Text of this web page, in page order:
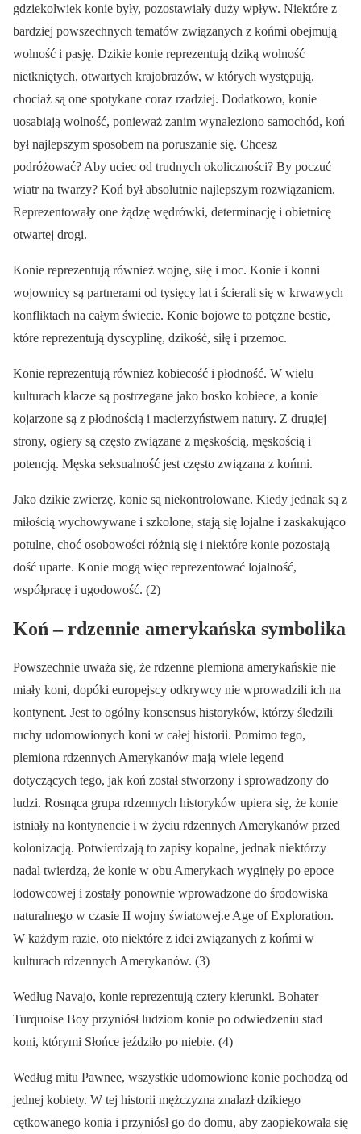
gdziekolwiek konie były, pozostawiały duży wpływ. Niektóre z
bardziej powszechnych tematów związanych z końmi obejmują
wolność i pasję. Dzikie konie reprezentują dziką wolność
nietkniętych, otwartych krajobrazów, w których występują,
chociaż są one spotykane coraz rzadziej. Dodatkowo, konie
uosabiają wolność, ponieważ zanim wynaleziono samochód, koń
był najlepszym sposobem na poruszanie się. Chcesz
podróżować? Aby uciec od trudnych okoliczności? By poczuć
wiatr na twarzy? Koń był absolutnie najlepszym rozwiązaniem.
Reprezentowały one żądzę wędrówki, determinację i obietnicę
otwartej drogi.
Konie reprezentują również wojnę, siłę i moc. Konie i konni
wojownicy są partnerami od tysięcy lat i ścierali się w krwawych
konfliktach na całym świecie. Konie bojowe to potężne bestie,
które reprezentują dyscyplinę, dzikość, siłę i przemoc.
Konie reprezentują również kobiecość i płodność. W wielu
kulturach klacze są postrzegane jako bosko kobiece, a konie
kojarzone są z płodnością i macierzyństwem natury. Z drugiej
strony, ogiery są często związane z męskością, męskością i
potencją. Męska seksualność jest często związana z końmi.
Jako dzikie zwierzę, konie są niekontrolowane. Kiedy jednak są z
miłością wychowywane i szkolone, stają się lojalne i zaskakująco
potulne, choć osobowości różnią się i niektóre konie pozostają
dość uparte. Konie mogą więc reprezentować lojalność,
współpracę i ugodowość. (2)
Koń – rdzennie amerykańska symbolika
Powszechnie uważa się, że rdzenne plemiona amerykańskie nie
miały koni, dopóki europejscy odkrywcy nie wprowadzili ich na
kontynent. Jest to ogólny konsensus historyków, którzy śledzili
ruchy udomowionych koni w całej historii. Pomimo tego,
plemiona rdzennych Amerykanów mają wiele legend
dotyczących tego, jak koń został stworzony i sprowadzony do
ludzi. Rosnąca grupa rdzennych historyków upiera się, że konie
istniały na kontynencie i w życiu rdzennych Amerykanów przed
kolonizacją. Potwierdzają to zapisy kopalne, jednak niektórzy
nadal twierdzą, że konie w obu Amerykach wyginęły po epoce
lodowcowej i zostały ponownie wprowadzone do środowiska
naturalnego w czasie II wojny światowej.e Age of Exploration.
W każdym razie, oto niektóre z idei związanych z końmi w
kulturach rdzennych Amerykanów. (3)
Według Navajo, konie reprezentują cztery kierunki. Bohater
Turquoise Boy przyniósł ludziom konie po odwiedzeniu stad
koni, którymi Słońce jeździło po niebie. (4)
Według mitu Pawnee, wszystkie udomowione konie pochodzą od
jednej kobiety. W tej historii mężczyzna znalazł dzikiego
cętkowanego konia i przyniósł go do domu, aby zaopiekowała się